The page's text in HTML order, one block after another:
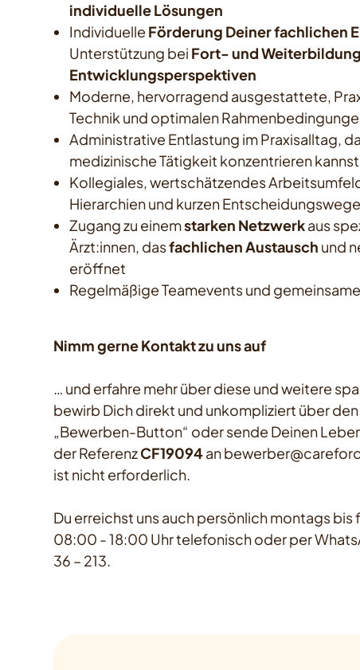
individuelle Lösungen
Individuelle Förderung Deiner fachlichen
Unterstützung bei Fort- und
Entwicklungsperspektiven
Moderne, hervorragend ausgestattete,
Technik und optimalen
Administrative Entlastung im Praxisalltag,
medizinische Tätigkeit konzentrieren kannst
Kollegiales, wertschätzendes
Hierarchien und kurzen
Zugang zu einemstarken Netzwerkaus
Ärzt:innen, dasfachlichen Austausch und
eröffnet
Regelmäßige Teamevents und
Nimm gerne Kontakt zu uns auf
… und erfahre mehr über diese und weitere
bewirb Dich direkt und unkompliziert über
„Bewerben-Button“ oder sende Deinen
der ReferenzCF19094an
ist nicht erforderlich.
Du erreichst uns auch persönlich montags bis
08:00 - 18:00 Uhr telefonisch oder per
36 – 213.